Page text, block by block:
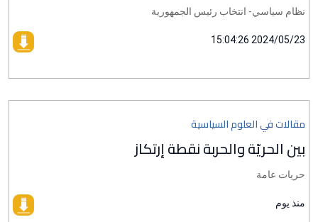
نظام سياسي- انتخاب رئيس الجمهورية
2024/05/23 15:04:26
مقالات في العلوم السياسية
بين الحريّة والحربة نقطة إرتكاز
حريات عامة
منذ يوم